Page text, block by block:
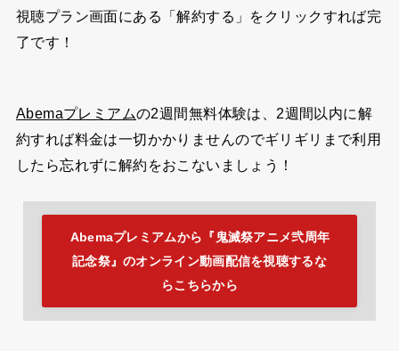
視聴プラン画面にある「解約する」をクリックすれば完
了です！
Abemaプレミアムの2週間無料体験は、 2週間以内に解
約すれば料金は一切かかりませんのでギリギリまで利用
したら忘れずに解約をおこないましょう！
Abemaプレミアムから『鬼滅祭アニメ弐周年
記念祭』のオンライン動画配信を視聴するな
らこちらから